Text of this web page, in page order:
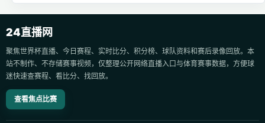
24直播网
聚焦世界杯直播、今日赛程、实时比分、积分榜、球队资料和赛后录像回放。本
站不制作、不存储赛事视频，仅整理公开网络直播入口与体育赛事数据，方便球
迷快速查赛程、看比分、找回放。
查看焦点比赛